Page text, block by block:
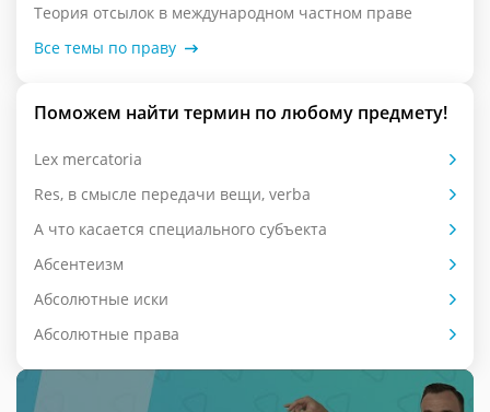
Теория отсылок в международном частном праве
Все темы по праву
Поможем найти термин по любому предмету!
Lex mercatoria
Res, в смысле передачи вещи, verba
А что касается специального субъекта
Абсентеизм
Абсолютные иски
Абсолютные права